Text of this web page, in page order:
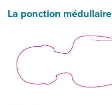
La ponction médullaire